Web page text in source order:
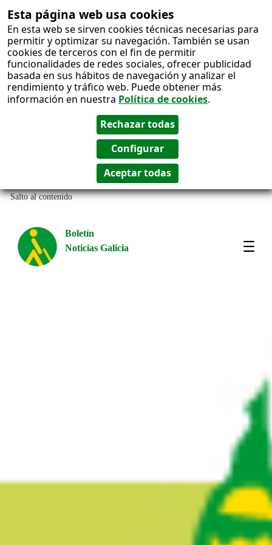
Esta página web usa cookies
En esta web se sirven cookies técnicas necesarias para
permitir y optimizar su navegación. También se usan
cookies de terceros con el fin de permitir
funcionalidades de redes sociales, ofrecer publicidad
basada en sus hábitos de navegación y analizar el
rendimiento y tráfico web. Puede obtener más
información en nuestra Política de cookies.
Salto al contenido
Boletín
Noticias Galicia